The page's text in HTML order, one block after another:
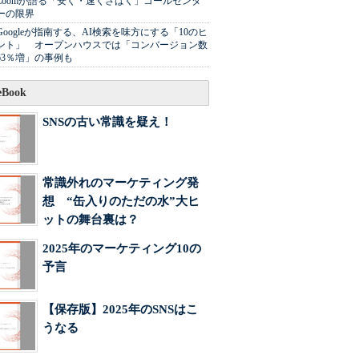
の限界
が指南する、AI検索を味方にする「10のヒ
ト」 オープンハウスでは「コンバージョン数
％増」の事例も
SNSの古い常識を疑え！
常識外れのマーケティング発
想 “缶入りのただの水”大ヒ
ットの舞台裏は？
2025年のマーケティング10の
予言
【保存版】2025年のSNSはこ
うなる